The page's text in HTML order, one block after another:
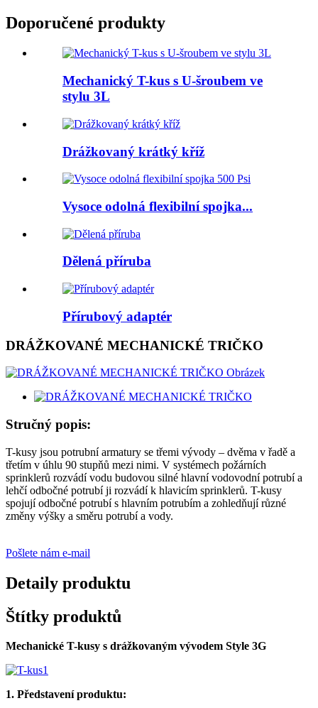
Doporučené produkty
Mechanický T-kus s U-šroubem ve
stylu 3L
Drážkovaný krátký kříž
Vysoce odolná flexibilní spojka...
Dělená příruba
Přírubový adaptér
DRÁŽKOVANÉ MECHANICKÉ TRIČKO
Stručný popis:
T-kusy jsou potrubní armatury se třemi vývody – dvěma v řadě a
třetím v úhlu 90 stupňů mezi nimi. V systémech požárních
sprinklerů rozvádí vodu budovou silné hlavní vodovodní potrubí a
lehčí odbočné potrubí ji rozvádí k hlavicím sprinklerů. T-kusy
spojují odbočné potrubí s hlavním potrubím a zohledňují různé
změny výšky a směru potrubí a vody.
Pošlete nám e-mail
Detaily produktu
Štítky produktů
Mechanické T-kusy s drážkovaným vývodem Style 3G
1. Představení produktu: